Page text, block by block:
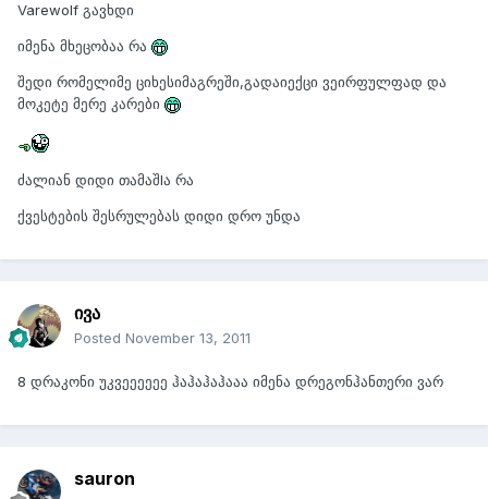
Varewolf გავხდი
იმენა მხეცობაა რა
შედი რომელიმე ციხესიმაგრეში,გადაიექცი ვეირფულფად და
მოკეტე მერე კარები
ძალიან დიდი თამაშIა რა
ქვესტების შესრულებას დიდი დრო უნდა
ივა
Posted November 13, 2011
8 დრაკონი უკვეეეეეე ჰაჰაჰაჰააა იმენა დრეგონჰანთერი ვარ
sauron